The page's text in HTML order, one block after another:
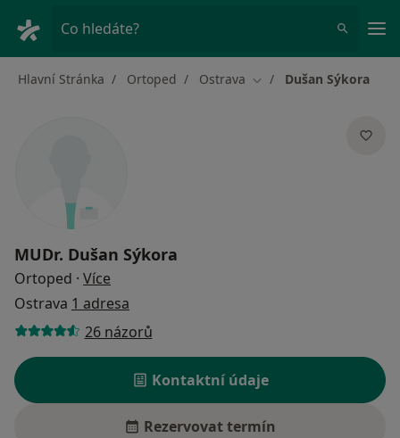
Co hledáte?
Hlavní Stránka Ortoped Ostrava Změna města
Dušan Sýkora
MUDr. Dušan Sýkora
Ortoped · Více
Ostrava 1 adresa
26 názorů
Kontaktní údaje
Rezervovat termín